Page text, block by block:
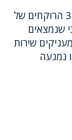
יום הרוקחות בישראל צויין על ידי 350 הרוקחים של
שנמצאים
שירות
נמנעה